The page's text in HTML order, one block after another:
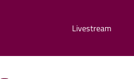
Livestream